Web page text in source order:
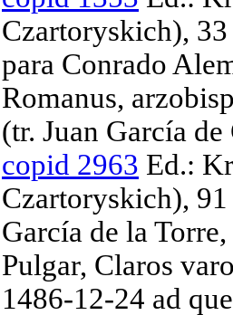
Czartoryskich),
para Conrado
Romanus,
(tr. Juan García
copid 2963 Ed.:
Czartoryskich),
García de la
Pulgar, Claros
1486-12-24 ad